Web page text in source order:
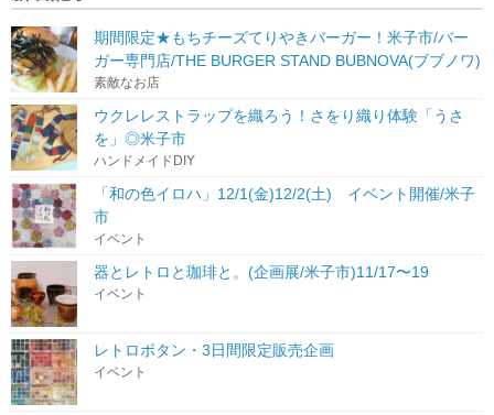
期間限定★もちチーズてりやきバーガー！米子市/バー
ガー専門店/THE BURGER STAND BUBNOVA(ブブノワ)
素敵なお店
ウクレレストラップを織ろう！さをり織り体験「うさ
を」◎米子市
ハンドメイドDIY
「和の色イロハ」12/1(金)12/2(土) イベント開催/米子
市
イベント
器とレトロと珈琲と。(企画展/米子市)11/17〜19
イベント
レトロボタン・3日間限定販売企画
イベント